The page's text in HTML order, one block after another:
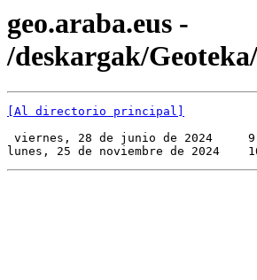
geo.araba.eus -
/deskargak/
[Al directorio principal]
viernes, 28 de junio de 2024
lunes, 25 de noviembre de 2024